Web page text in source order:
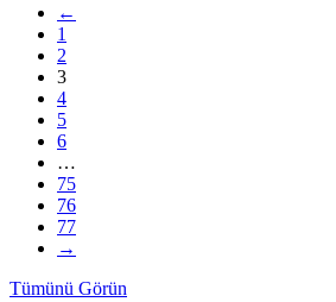
←
1
2
3
4
5
6
…
75
76
77
→
Tümünü Görün